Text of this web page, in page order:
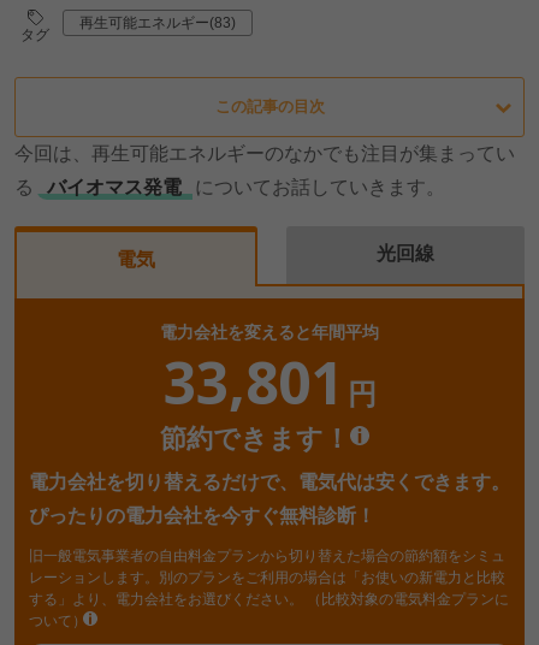
タグ
再生可能エネルギー(83)
この記事の目次
今回は、再生可能エネルギーのなかでも注目が集まってい
る
バイオマス発電 についてお話していきます。
電気
電力会社を変えると年間平均
33,801 円
節約できます！
電力会社を切り替えるだけで、電気代は安くできます。
ぴったりの電力会社を今すぐ無料診断！
旧一般電気事業者の自由料金プランから切り替えた場合の節約額をシミュ
レーションします。別のプランをご利用の場合は「お使いの新電力と比較
する」より、電力会社をお選びください。
（比較対象の電気料金プランに
ついて）
光回線